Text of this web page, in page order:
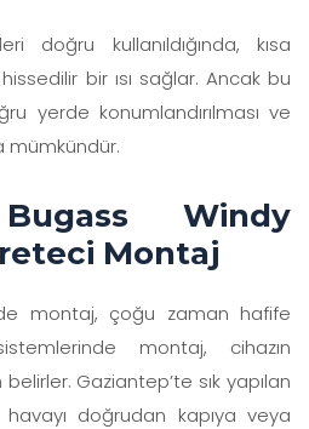
doğru kullanıldığında, kısa
bir ısı sağlar. Ancak bu
yerde konumlandırılması ve
mümkündür.
Windy
Montaj
montaj, çoğu zaman hafife
montaj, cihazın
Gaziantep’te sık yapılan
doğrudan kapıya veya